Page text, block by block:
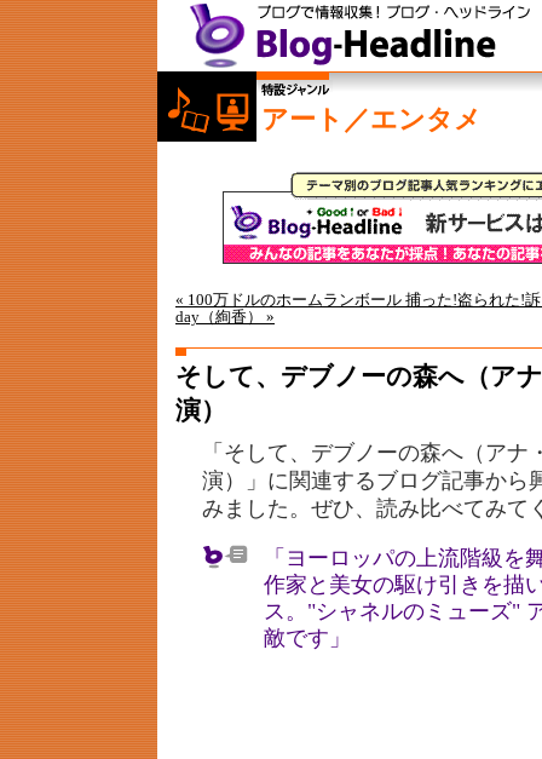
アート／エンタメ
« 100万ドルのホームランボール 捕った!盗られた!
day（絢香） »
そして、デブノーの森へ（ア
演）
「そして、デブノーの森へ（アナ
演）」に関連するブログ記事から
みました。ぜひ、読み比べてみて
「ヨーロッパの上流階級を
作家と美女の駆け引きを描
ス。"シャネルのミューズ"
敵です」